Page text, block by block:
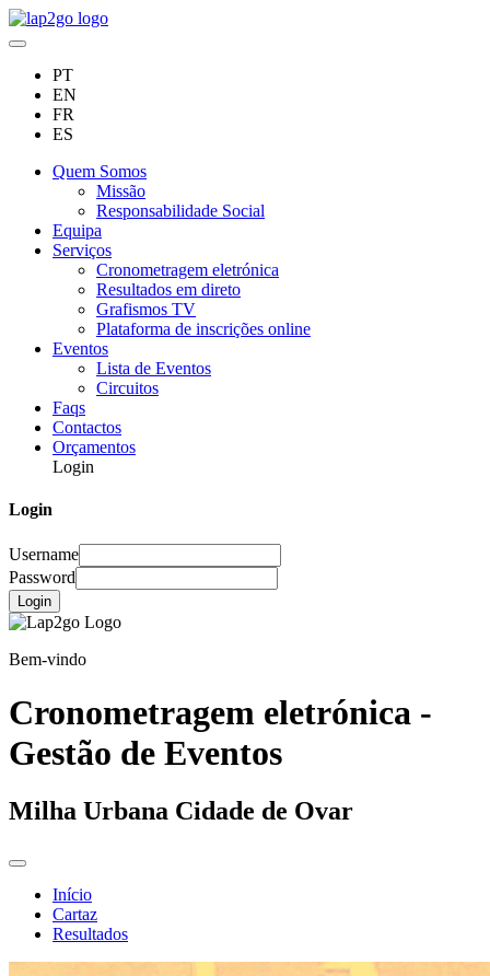
PT
EN
FR
ES
Quem Somos
Missão
Responsabilidade Social
Equipa
Serviços
Cronometragem eletrónica
Resultados em direto
Grafismos TV
Plataforma de inscrições online
Eventos
Lista de Eventos
Circuitos
Faqs
Contactos
Orçamentos
Login
Login
Username
Password
Login
Bem-vindo
Cronometragem eletrónica -
Gestão de Eventos
Milha Urbana Cidade de Ovar
Início
Cartaz
Resultados